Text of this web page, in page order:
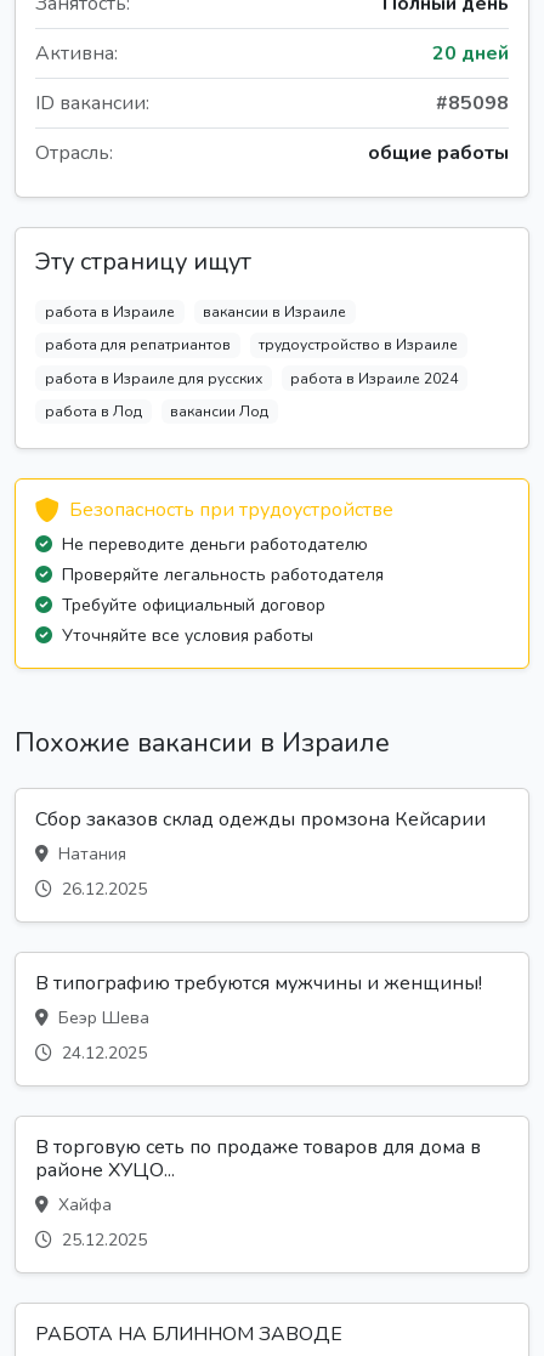
Активна:
20 дней
ID вакансии:
#85098
Отрасль:
общие работы
Эту страницу ищут
работа в Израиле
вакансии в Израиле
работа для репатриантов
трудоустройство в Израиле
работа в Израиле для русских
работа в Израиле 2024
работа в Лод
вакансии Лод
Безопасность при трудоустройстве
Не переводите деньги работодателю
Проверяйте легальность работодателя
Требуйте официальный договор
Уточняйте все условия работы
Похожие вакансии в Израиле
Сбор заказов склад одежды промзона Кейсарии
Натания
26.12.2025
В типографию требуются мужчины и женщины!
Беэр Шева
24.12.2025
В торговую сеть по продаже товаров для дома в
районе ХУЦО...
Хайфа
25.12.2025
РАБОТА НА БЛИННОМ ЗАВОДЕ